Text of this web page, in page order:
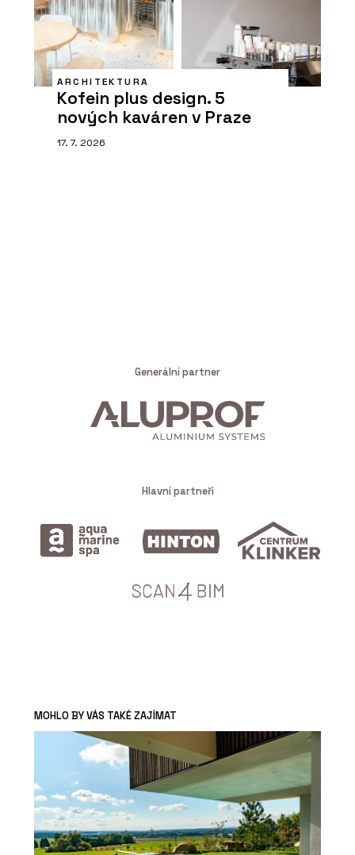
ARCHITEKTURA
Kofein plus design. 5
nových kaváren v Praze
17. 7. 2026
Generální partner
Hlavní partneři
MOHLO BY VÁS TAKÉ ZAJÍMAT